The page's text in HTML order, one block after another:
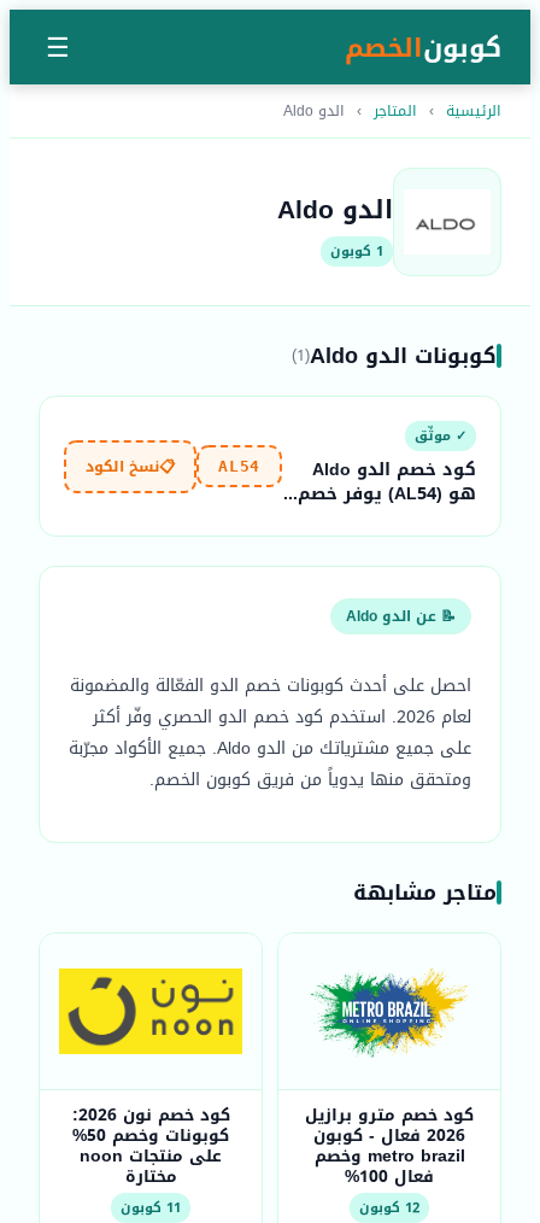
كوبونالخصم ☰
الرئيسية › المتاجر › الدو Aldo
الدو Aldo
1 كوبون
كوبونات الدو Aldo (1)
✓ موثّق
كود خصم الدو Aldo
هو (AL54) يوفر خصم...
AL54
📋نسخ الكود
📝 عن الدو Aldo
احصل على أحدث كوبونات خصم الدو الفعّالة والمضمونة
لعام 2026. استخدم كود خصم الدو الحصري وفّر أكثر
على جميع مشترياتك من الدو Aldo. جميع الأكواد مجرّبة
ومتحقق منها يدوياً من فريق كوبون الخصم.
متاجر مشابهة
كود خصم مترو برازيل
2026 فعال - كوبون
metro brazil وخصم
فعال 100%
12 كوبون
كود خصم نون 2026:
كوبونات وخصم 50%
على منتجات noon
مختارة
11 كوبون